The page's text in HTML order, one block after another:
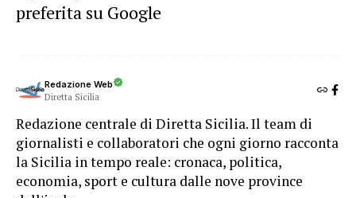
preferita su Google
Redazione Web
Diretta Sicilia
Redazione centrale di Diretta Sicilia. Il team di
giornalisti e collaboratori che ogni giorno racconta
la Sicilia in tempo reale: cronaca, politica,
economia, sport e cultura dalle nove province